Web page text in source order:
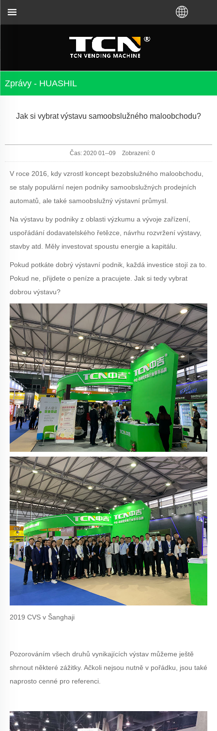
Zprávy - HUASHIL
Jak si vybrat výstavu samoobslužného maloobchodu?
Čas: 2020 01--09 Zobrazení: 0
V roce 2016, kdy vzrostl koncept bezobslužného maloobchodu,
se staly populární nejen podniky samoobslužných prodejních
automatů, ale také samoobslužný výstavní průmysl.
Na výstavu by podniky z oblasti výzkumu a vývoje zařízení,
uspořádání dodavatelského řetězce, návrhu rozvržení výstavy,
stavby atd. Měly investovat spoustu energie a kapitálu.
Pokud potkáte dobrý výstavní podnik, každá investice stojí za to.
Pokud ne, přijdete o peníze a pracujete. Jak si tedy vybrat
dobrou výstavu?
2019 CVS v Šanghaji
Pozorováním všech druhů vynikajících výstav můžeme ještě
shrnout některé zážitky. Ačkoli nejsou nutně v pořádku, jsou také
naprosto cenné pro referenci.
od továrny TCN nebo místního distributora.